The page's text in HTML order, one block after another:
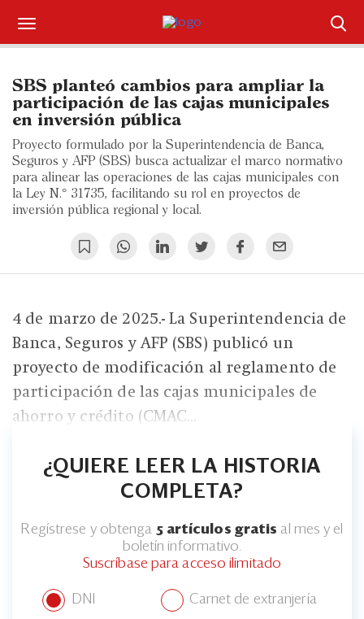
Iniciar sesión
Portada
¿Qué está pasando?
Sectores y Empresas
Management
Legal y Política
Eventos
Blogs
Edición Impresa
SBS planteó cambios para ampliar la
participación de las cajas municipales
en inversión pública
Proyecto formulado por la Superintendencia de Banca,
Seguros y AFP (SBS) busca actualizar el marco normativo
para alinear las operaciones de las cajas municipales con
la Ley N.° 31735, facilitando su rol en proyectos de
inversión pública regional y local.
4 de marzo de 2025.- La Superintendencia de
Banca, Seguros y AFP (SBS) publicó un
proyecto de modificación al reglamento de
participación de las cajas municipales de
ahorro y crédito (CMAC...
¿QUIERE LEER LA HISTORIA
COMPLETA?
Regístrese y obtenga 5 artículos gratis al mes y el
boletín informativo.
Suscríbase para acceso ilimitado
DNI Carnet de extranjería